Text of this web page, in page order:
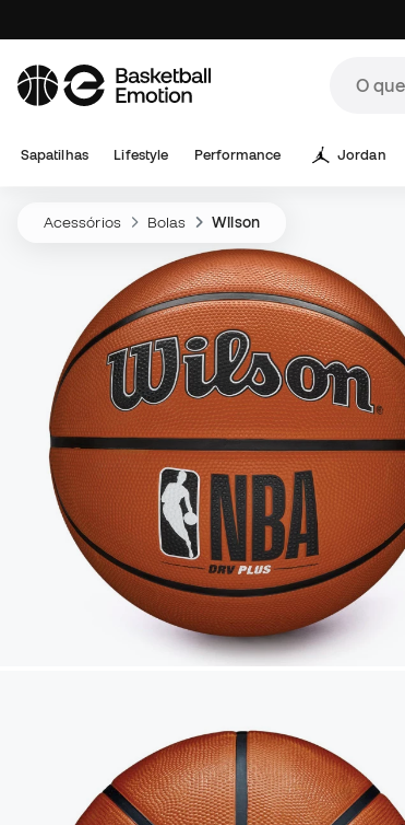
Sapatilhas Lifestyle Performance Jordan
Acessórios Bolas Wilson